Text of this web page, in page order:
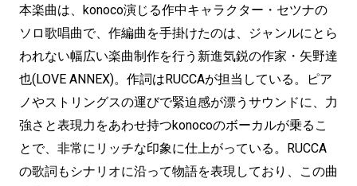
本楽曲は、konoco演じる作中キャラクター・セツナの
ソロ歌唱曲で、作編曲を手掛けたのは、ジャンルにとら
われない幅広い楽曲制作を行う新進気鋭の作家・矢野達
也(LOVE ANNEX)。作詞はRUCCAが担当している。ピア
ノやストリングスの運びで緊迫感が漂うサウンドに、力
強さと表現力をあわせ持つkonocoのボーカルが乗るこ
とで、非常にリッチな印象に仕上がっている。RUCCA
の歌詞もシナリオに沿って物語を表現しており、この曲